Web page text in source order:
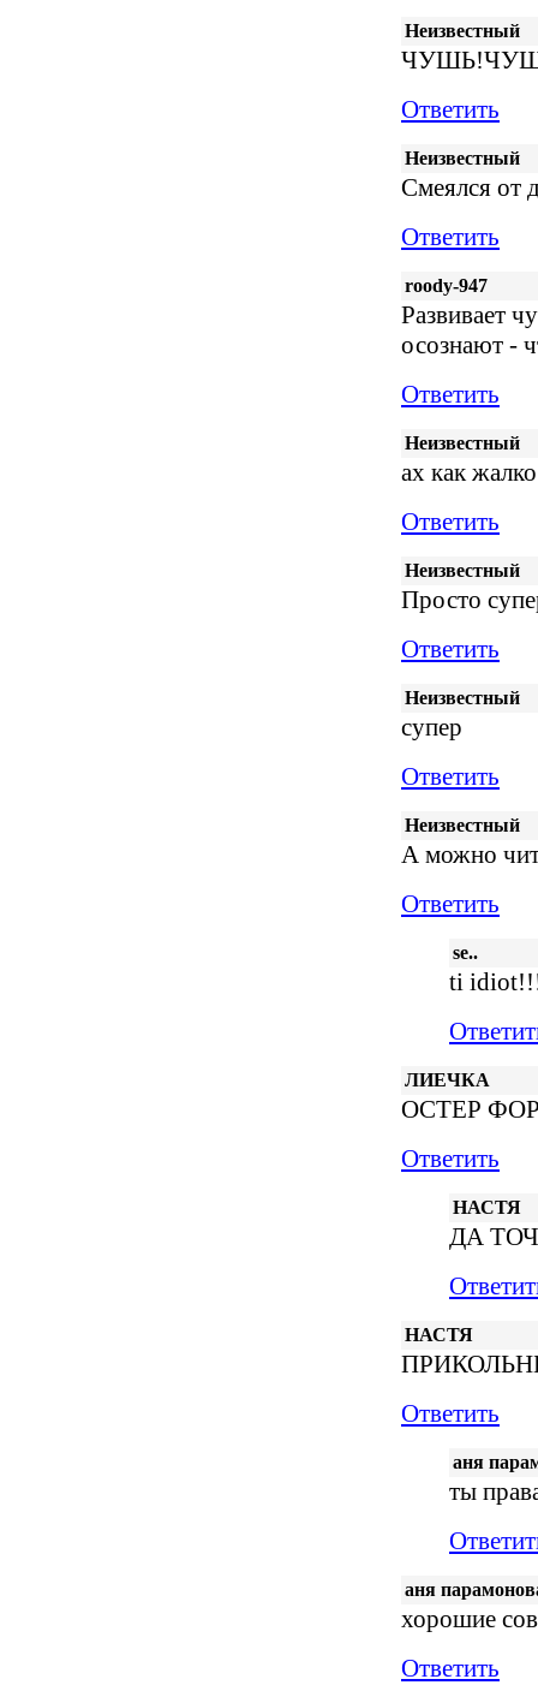
Неизвестный
Ответить
Неизвестный
Смеялся от
Ответить
roody-947
Развивает
осознают -
Ответить
Неизвестный
ах как
Ответить
Неизвестный
Просто
Ответить
Неизвестный
супер
Ответить
Неизвестный
А можно
Ответить
se..
ti
ЛИЕЧКА
ОСТЕР
Ответить
НАСТЯ
ДА
НАСТЯ
Ответить
аня
ты
аня
хорошие
Ответить